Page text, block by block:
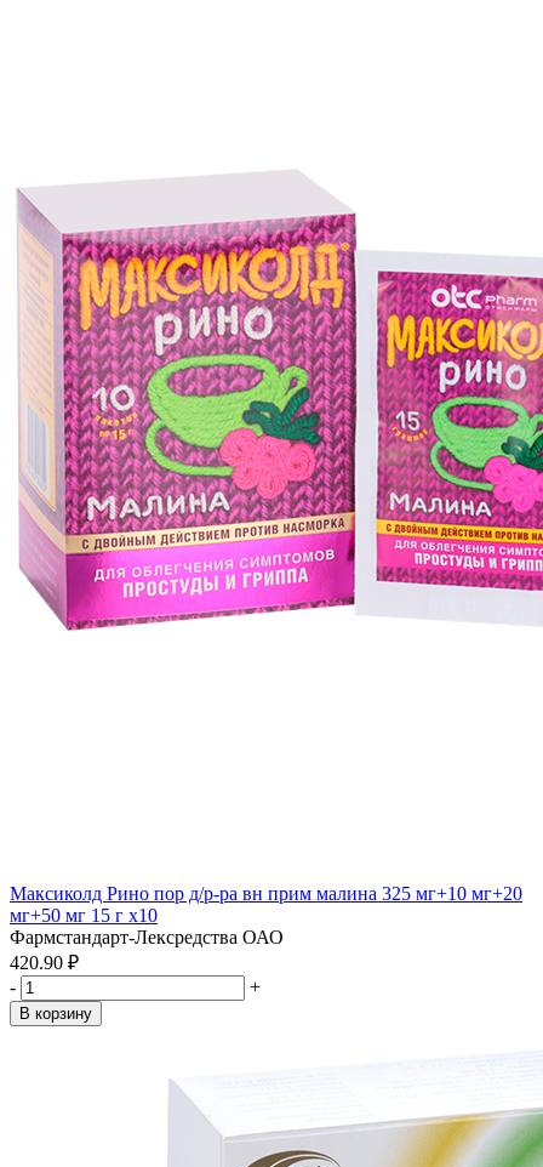
Максиколд Рино пор д/р-ра вн прим малина 325 мг+10 мг+20
мг+50 мг 15 г x10
Фармстандарт-Лексредства ОАО
420.90 ₽
-
+
В корзину